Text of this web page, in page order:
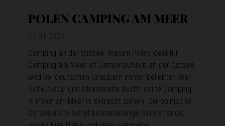
POLEN CAMPING AM MEER
Camping an der Ostsee: Warum Polen ideal für
Camping am Meer ist Campingurlaub an der Ostsee
wird bei deutschen Urlaubern immer beliebter. Wer
Ruhe, Natur und Strandnähe sucht, sollte Camping
in Polen am Meer in Betracht ziehen. Die polnische
Ostseeküste bietet kilometerlange Sandstrände,